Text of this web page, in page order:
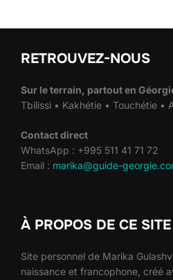
RETROUVEZ-NOUS
Sur le terrain, partout en
Tbilissi • Kakhétie • Touchétie •
Contact direct
WhatsApp : +995 511 41 71 72
Email : marika@guide-
À PROPOS DE CE SITE
Site personnel de Marika
naissance et francophone, créé